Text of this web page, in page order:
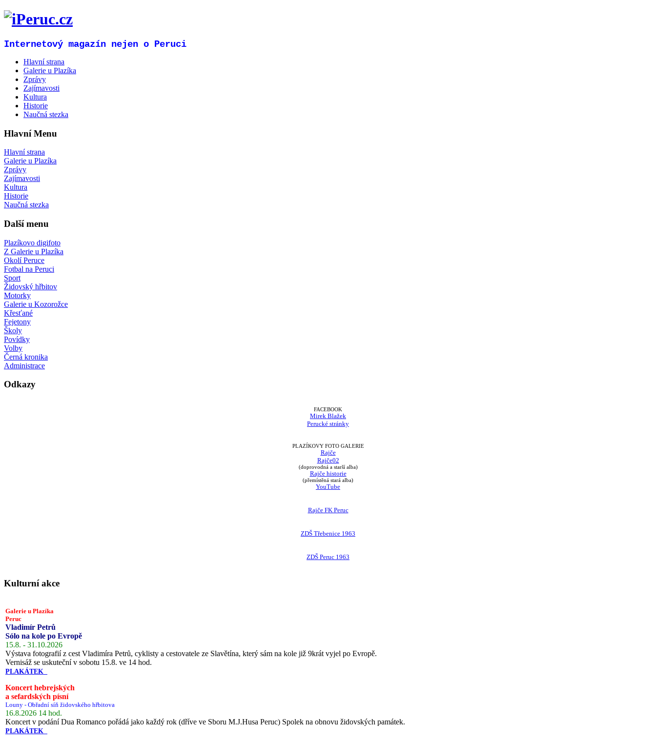
Internetový magazín nejen o Peruci
Hlavní strana
Galerie u Plazíka
Zprávy
Zajímavosti
Kultura
Historie
Naučná stezka
Hlavní Menu
Hlavní strana
Galerie u Plazíka
Zprávy
Zajímavosti
Kultura
Historie
Naučná stezka
Další menu
Plazíkovo digifoto
Z Galerie u Plazíka
Okolí Peruce
Fotbal na Peruci
Sport
Židovský hřbitov
Motorky
Galerie u Kozorožce
Křesťané
Fejetony
Školy
Povídky
Volby
Černá kronika
Administrace
Odkazy
FACEBOOK
Mirek Blažek
Perucké stránky
PLAZÍKOVY FOTO GALERIE
Rajče
Rajče02
(doprovodná a starší alba)
Rajče historie
(přemístěná stará alba)
YouTube
Rajče FK Peruc
ZDŠ Třebenice 1963
ZDŠ Peruc 1963
Kulturní akce
Galerie u Plazíka
Peruc
Vladimír Petrů
Sólo na kole po Evropě
15.8. - 31.10.2026
Výstava fotografií z cest Vladimíra Petrů, cyklisty a cestovatele ze Slavětína, který sám na kole již 9krát vyjel po Evropě.
Vernisáž se uskuteční v sobotu 15.8. ve 14 hod.
PLAKÁTEK
Koncert hebrejských
a sefardských písní
Louny - Obřadní síň židovského hřbitova
16.8.2026 14 hod.
Koncert v podání Dua Romanco pořádá jako každý rok (dříve ve Sboru M.J.Husa Peruc) Spolek na obnovu židovských památek.
PLAKÁTEK